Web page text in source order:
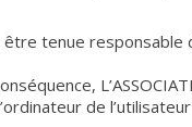
être tenue
de